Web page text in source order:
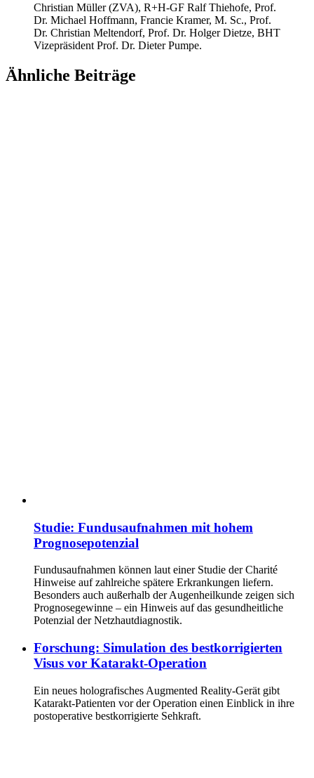
Christian Müller (ZVA), R+H-GF Ralf Thiehofe, Prof.
Dr. Michael Hoffmann, Francie Kramer, M. Sc., Prof.
Dr. Christian Meltendorf, Prof. Dr. Holger Dietze, BHT
Vizepräsident Prof. Dr. Dieter Pumpe.
Ähnliche Beiträge
Studie: Fundusaufnahmen mit hohem
Prognosepotenzial
Fundusaufnahmen können laut einer Studie der Charité
Hinweise auf zahlreiche spätere Erkrankungen liefern.
Besonders auch außerhalb der Augenheilkunde zeigen sich
Prognosegewinne – ein Hinweis auf das gesundheitliche
Potenzial der Netzhautdiagnostik.
Forschung: Simulation des bestkorrigierten
Visus vor Katarakt-Operation
Ein neues holografisches Augmented Reality-Gerät gibt
Katarakt-Patienten vor der Operation einen Einblick in ihre
postoperative bestkorrigierte Sehkraft.